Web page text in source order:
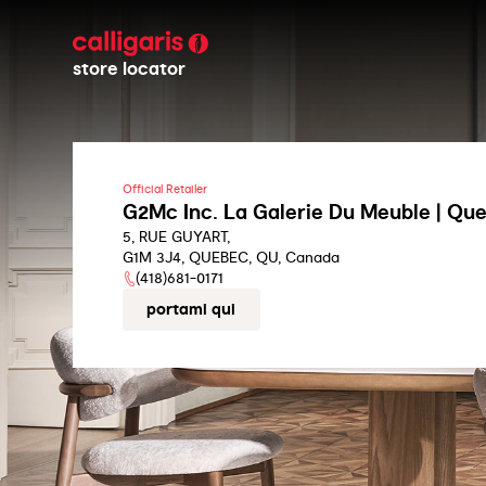
store locator
Official Retailer
G2Mc Inc. La Galerie Du Meuble |
5, RUE GUYART,
G1M 3J4, QUEBEC, QU, Canada
(418)681-0171
portami qui